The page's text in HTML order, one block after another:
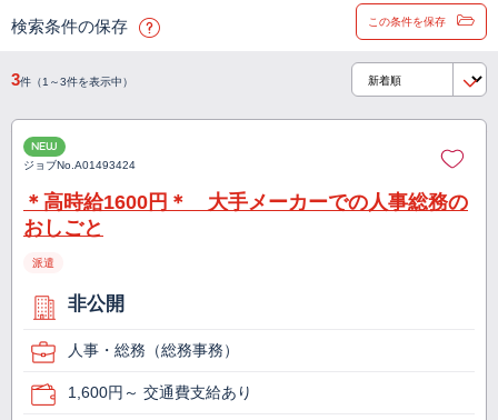
検索条件の保存 この条件を保存
3件（1～3件を表示中）
NEW
ジョブNo.A01493424
＊高時給1600円＊ 大手メーカーでの人事総務の
おしごと
派遣
非公開
人事・総務（総務事務）
1,600円～ 交通費支給あり